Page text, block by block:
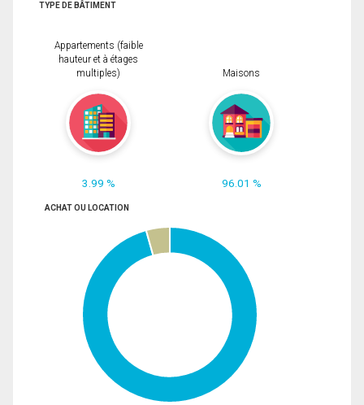
TYPE DE BÂTIMENT
Appartements (faible
hauteur et à étages
multiples)
3.99 %
Maisons
96.01 %
ACHAT OU LOCATION